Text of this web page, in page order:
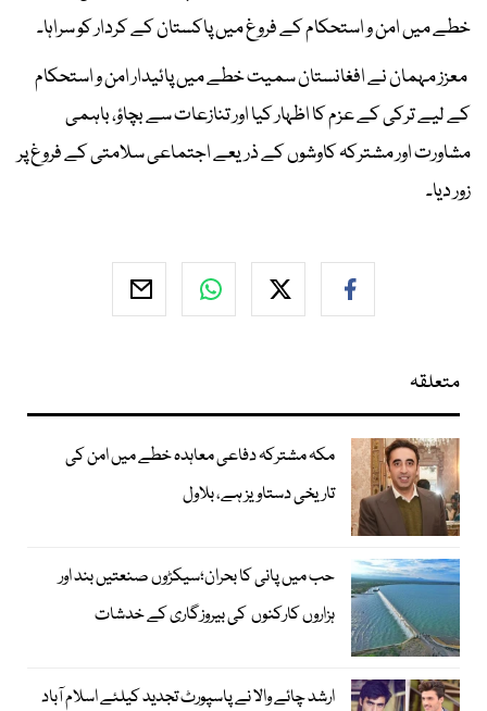
خطے میں امن و استحکام کے فروغ میں پاکستان کے کردار کو سراہا۔
معزز مہمان نے افغانستان سمیت خطے میں پائیدار امن و استحکام
کے لیے ترکی کے عزم کا اظہار کیا اور تنازعات سے بچاؤ، باہمی
مشاورت اور مشترکہ کاوشوں کے ذریعے اجتماعی سلامتی کے فروغ پر
زور دیا۔
متعلقہ
مکہ مشترکہ دفاعی معاہدہ خطے میں امن کی
تاریخی دستاویز ہے، بلاول
حب میں پانی کا بحران؛سیکڑوں صنعتیں بند اور
ہزاروں کارکنوں کی بیروزگاری کے خدشات
ارشد چائے والا نے پاسپورٹ تجدید کیلئے اسلام آباد